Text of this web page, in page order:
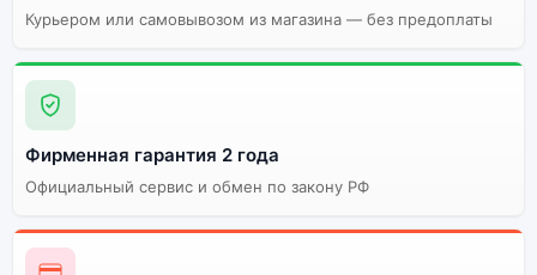
Курьером или самовывозом из магазина — без предоплаты
Фирменная гарантия 2 года
Официальный сервис и обмен по закону РФ